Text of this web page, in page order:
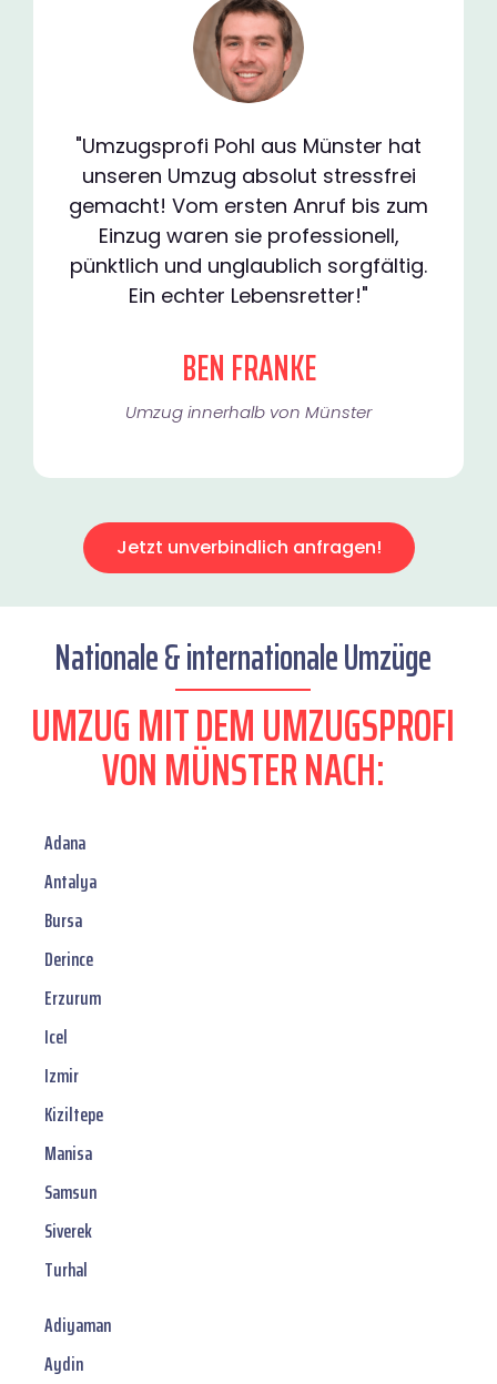
"Umzugsprofi Pohl aus Münster hat
unseren Umzug absolut stressfrei
gemacht! Vom ersten Anruf bis zum
Einzug waren sie professionell,
pünktlich und unglaublich sorgfältig.
Ein echter Lebensretter!"
BEN FRANKE
Umzug innerhalb von Münster​
Jetzt unverbindlich anfragen!
Nationale & internationale Umzüge
UMZUG MIT DEM UMZUGSPROFI
VON MÜNSTER NACH:
Adana
Antalya
Bursa
Derince
Erzurum
Icel
Izmir
Kiziltepe
Manisa
Samsun
Siverek
Turhal
Adiyaman
Aydin